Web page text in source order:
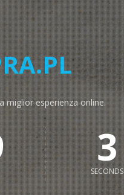
esperienza online.
2
SECONDS